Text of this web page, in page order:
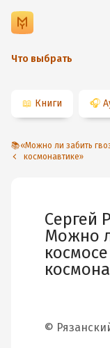
Что выбрать
📖 Книги 🎧
📚«Можно ли забить гвоздь в космосе и другие вопросы о
космонавтике»
Сергей
Можно
©